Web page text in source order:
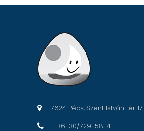
7624 Pécs, Szent István tér 17.
+36-30/729-58-41